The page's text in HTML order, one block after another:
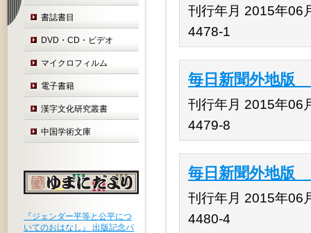
書誌書目
DVD・CD・ビデオ
マイクロフィルム
電子書籍
漢字文化研究叢書
中国学術文庫
『ジェンダー平等と公平につ
いてのおはなし』 出版記念パ
刊行年月 2015年06
4478-1
毎日新聞外地
刊行年月 2015年06
4479-8
毎日新聞外地
刊行年月 2015年06
4480-4